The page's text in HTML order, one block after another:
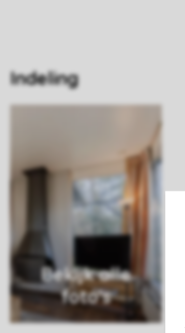
Indeling
Bekijk alle
foto's